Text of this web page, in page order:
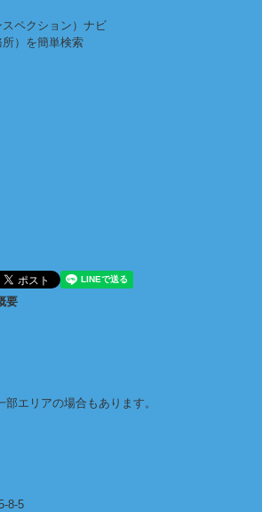
ペクション）ナビ
）を簡単検索
要
エリアの場合もあります。
8-5